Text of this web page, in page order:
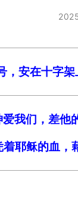
，安在十字
我们，差他
耶稣的血